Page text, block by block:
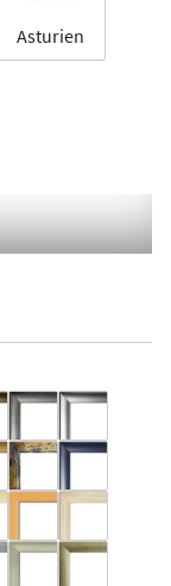
Asturien